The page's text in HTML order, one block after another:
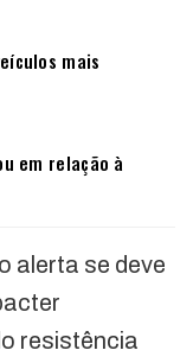
mais
em relação à
alerta se deve
resistência